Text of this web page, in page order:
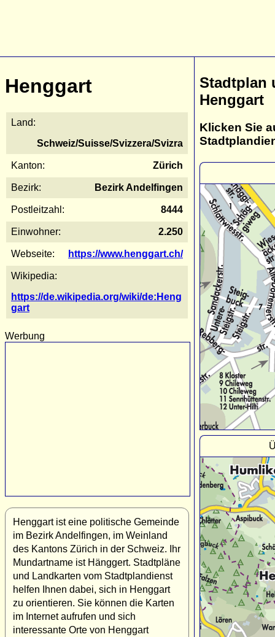
Henggart
Land:
Schweiz/Suisse/Svizzera/Svizra
Kanton: Zürich
Bezirk: Bezirk Andelfingen
Postleitzahl: 8444
Einwohner: 2.250
Webseite: https://www.henggart.ch/
Wikipedia:
https://de.wikipedia.org/wiki/de:Heng
gart
Werbung
Henggart ist eine politische Gemeinde
im Bezirk Andelfingen, im Weinland
des Kantons Zürich in der Schweiz. Ihr
Mundartname ist Hänggert. Stadtpläne
und Landkarten vom Stadtplandienst
helfen Ihnen dabei, sich in Henggart
zu orientieren. Sie können die Karten
im Internet aufrufen und sich
interessante Orte von Henggart
Stadtplan
Henggart
Klicken Sie